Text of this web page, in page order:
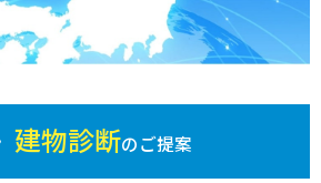
建物診断のご提案